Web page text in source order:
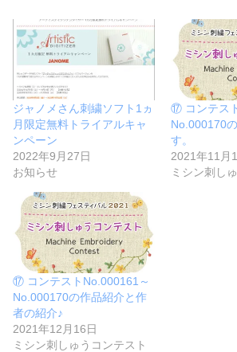
ジャノメさん刺繍ソフト1ヵ
月限定無料トライアルキャ
ンペーン
2022年9月27日
お知らせ
⑰ コンテス
No.000170
す。
2021年11月
ミシン刺し
⑰ コンテストNo.000161～
No.000170の作品紹介と作
者の紹介♪
2021年12月16日
ミシン刺しゅうコンテスト